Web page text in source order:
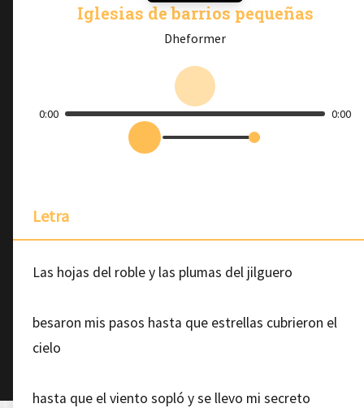
Iglesias de barrios pequeñas
Dheformer
0:00 0:00
Letra
Las hojas del roble y las plumas del jilguero
besaron mis pasos hasta que estrellas cubrieron el
cielo
hasta que el viento sopló y se llevo mi secreto